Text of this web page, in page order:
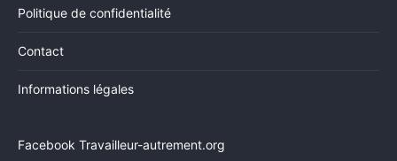
Politique de confidentialité
Contact
Informations légales
Facebook Travailleur-autrement.org